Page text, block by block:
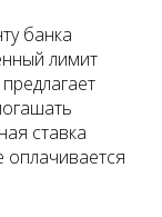
банка
лимит
ставка
оплачивается